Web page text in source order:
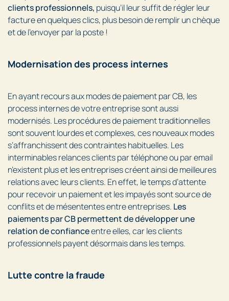
clients professionnels, puisqu’il leur suffit de régler leur
facture en quelques clics, plus besoin de remplir un chèque
et de l’envoyer par la poste !
Modernisation des process internes
En ayant recours aux modes de paiement par CB, les
process internes de votre entreprise sont aussi
modernisés. Les procédures de paiement traditionnelles
sont souvent lourdes et complexes, ces nouveaux modes
s’affranchissent des contraintes habituelles. Les
interminables relances clients par téléphone ou par email
n’existent plus et les entreprises créent ainsi de meilleures
relations avec leurs clients. En effet, le temps d’attente
pour recevoir un paiement et les impayés sont source de
conflits et de mésententes entre entreprises. Les
paiements par CB permettent de développer une
relation de confianceentre elles, car les clients
professionnels payent désormais dans les temps.
Lutte contre la fraude